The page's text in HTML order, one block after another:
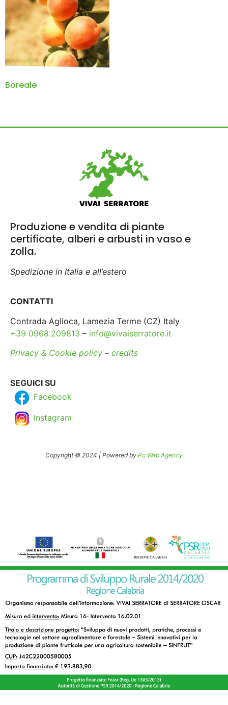
Boreale
Produzione e vendita di piante
certificate, alberi e arbusti in vaso e
zolla.
Spedizione in Italia e all’estero
CONTATTI
Contrada Aglioca, Lamezia Terme (CZ) Italy
+39 0968.209813 – info@vivaiserratore.it
Privacy & Cookie policy – credits
SEGUICI SU
Facebook
Instagram
Copyright © 2024 | Powered by Pc Web Agency